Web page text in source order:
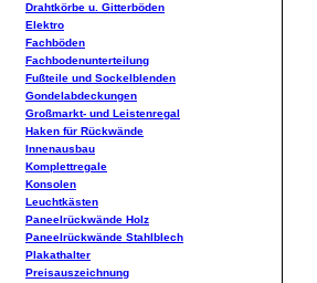
Drahtkörbe u. Gitterböden
Elektro
Fachböden
Fachbodenunterteilung
Fußteile und Sockelblenden
Gondelabdeckungen
Großmarkt- und Leistenregal
Haken für Rückwände
Innenausbau
Komplettregale
Konsolen
Leuchtkästen
Paneelrückwände Holz
Paneelrückwände Stahlblech
Plakathalter
Preisauszeichnung